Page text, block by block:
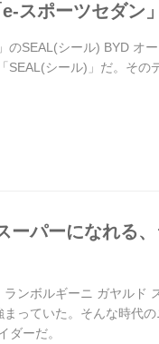
スポーツセダン
のSEAL(シール) BYD オ
シール)」だ。その
ーパーになれる
ンボルギーニ ガヤルド
っていた。そんな時代
ダーだ。